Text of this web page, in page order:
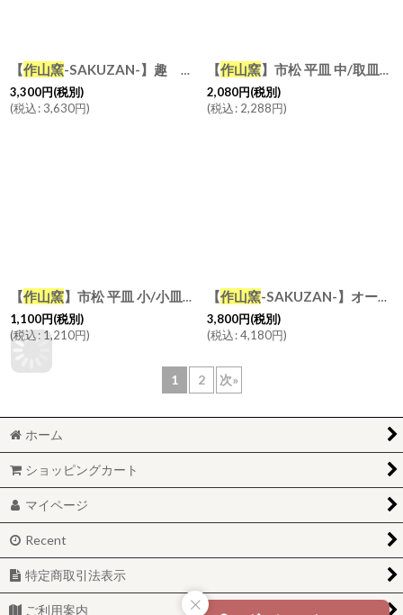
【作山窯-SAKUZAN-】趣 夫婦茶碗 イッチン 作山窯陶器 日
3,300円(税別)
(税込: 3,630円)
【作山窯】市松 平皿 中/取皿/中皿/プレート/美濃焼き/日本製/陶器
2,080円(税別)
(税込: 2,288円)
【作山窯】市松 平皿 小/小皿/取皿/プレート/格子/パン皿/美濃焼き/日本製/陶器
1,100円(税別)
(税込: 1,210円)
【作山窯-SAKUZAN-】オーバル パスタ皿/グレイ/鉄黒//削ぎ/ソギ/黒土/リムボウル/日本製/陶器
3,800円(税別)
(税込:4,180円)
1 2 次»
ホーム
ショッピングカート
マイページ
Recent
特定商取引法表示
ご利用案内